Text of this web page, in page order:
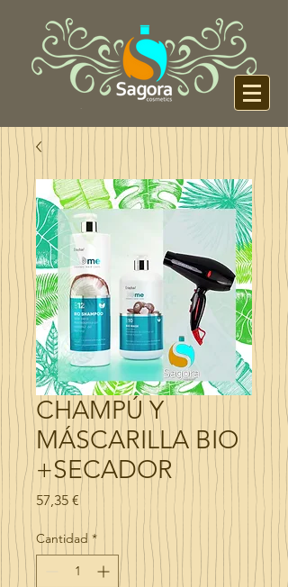
CHAMPÚ Y
MÁSCARILLA BIO
+SECADOR
57,35 € Precio
Cantidad *